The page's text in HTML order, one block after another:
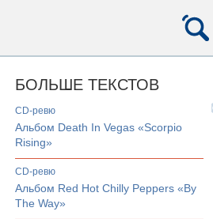
БОЛЬШЕ ТЕКСТОВ
CD-ревю
Альбом Death In Vegas «Scorpio
Rising»
CD-ревю
Альбом Red Hot Chilly Peppers «By
The Way»